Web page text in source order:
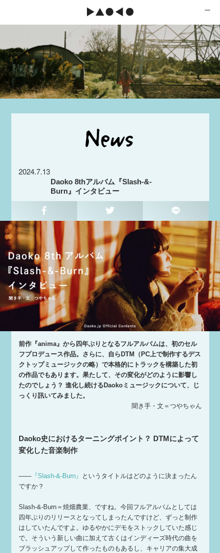
2024.7.13
Daoko 8thアルバム『Slash-&-
Burn』インタビュー
前作『anima』から四年ぶりとなるフルアルバムは、初のセル
フプロデュース作品。さらに、自らDTM（PC上で制作するデス
クトップミュージックの略）で本格的にトラックを構築した初
の作品でもあります。果たして、その変化がどのように影響し
たのでしょう？ 進化し続けるDaokoミュージックについて、じ
っくり訊いてみました。
聞き手・文＝つやちゃん
Daoko史におけるターニングポイント？ DTMによって
変化した音楽制作
——『Slash-&-Burn』
というタイトルはどのように決まったん
ですか？
Slash-&-Burn＝焼畑農業、ですね。今回フルアルバムとしては
四年ぶりのリリースとなってしまったんですけど、ずっと制作
はしていたんですよ。ゆるやかにデモをストックしていた感じ
で。そういう新しい曲に加えて古くはインディーズ時代の曲を
ブラッシュアップして作ったものもあるし、キャリアの集大成